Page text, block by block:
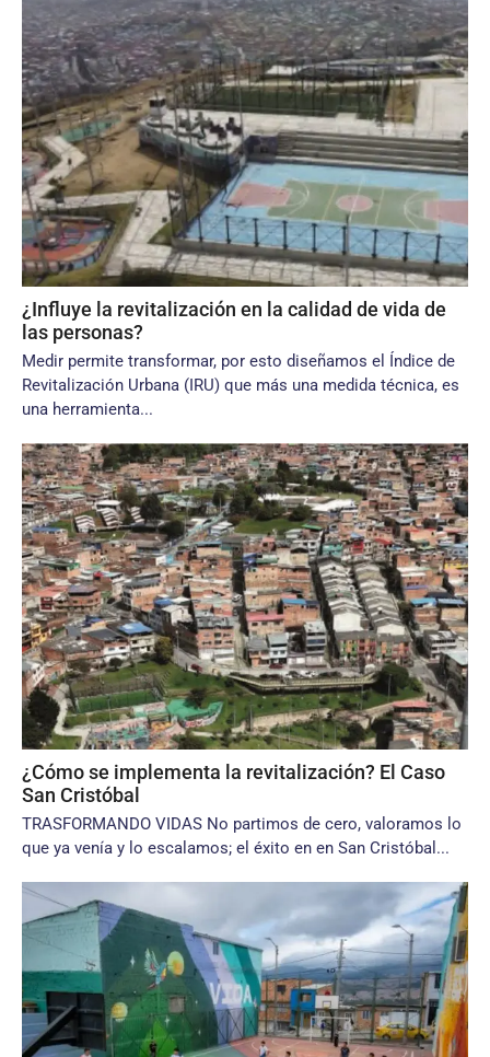
¿Influye la revitalización en la calidad de vida de
las personas?
Medir permite transformar, por esto diseñamos el Índice de
Revitalización Urbana (IRU) que más una medida técnica, es
una herramienta...
¿Cómo se implementa la revitalización? El Caso
San Cristóbal
TRASFORMANDO VIDAS No partimos de cero, valoramos lo
que ya venía y lo escalamos; el éxito en en San Cristóbal...